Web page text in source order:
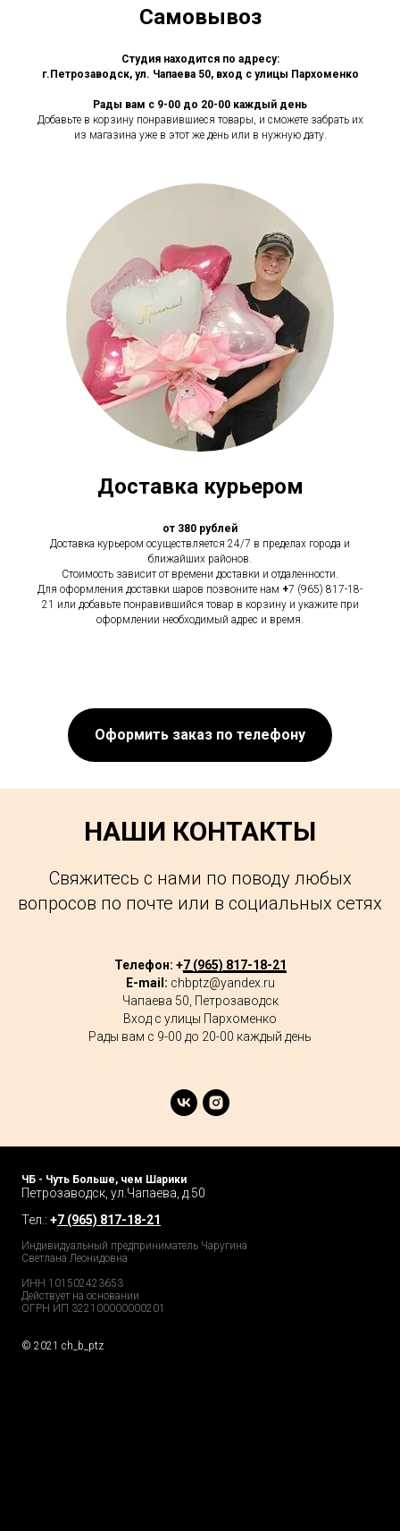
Самовывоз
Студия находится по адресу:
г.Петрозаводск, ул. Чапаева 50, вход с улицы Пархоменко
Рады вам с 9-00 до 20-00 каждый день
Добавьте в корзину понравившиеся товары, и сможете забрать их
из магазина уже в этот же день или в нужную дату.
Доставка курьером
от 380 рублей
Доставка курьером осуществляется 24/7 в пределах города и
ближайших районов.
Стоимость зависит от времени доставки и отдаленности.
Для оформления доставки шаров позвоните нам +7 (965) 817-18-
21 или добавьте понравившийся товар в корзину и укажите при
оформлении необходимый адрес и время.
Оформить заказ по телефону
НАШИ КОНТАКТЫ
Свяжитесь с нами по поводу любых
вопросов по почте или в социальных сетях
Телефон: +7 (965) 817-18-21
E-mail: chbptz@yandex.ru
Чапаева 50, Петрозаводск
Вход с улицы Пархоменко
Рады вам с 9-00 до 20-00 каждый день
ЧБ - Чуть Больше, чем Шарики
Петрозаводск, ул.Чапаева, д.50
Тел.: +7 (965) 817-18-21
Индивидуальный предприниматель Чаругина
Светлана Леонидовна
ИНН 101502423653
Действует на основании
ОГРН ИП 322100000000201
© 2021 ch_b_ptz